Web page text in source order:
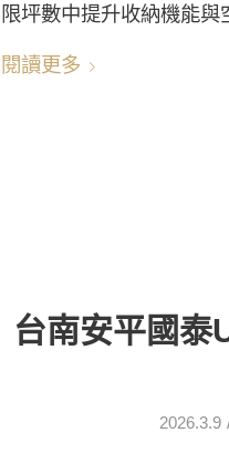
限坪數中提升收納機能與
閱讀更多
台南安平國泰
2026.3.9